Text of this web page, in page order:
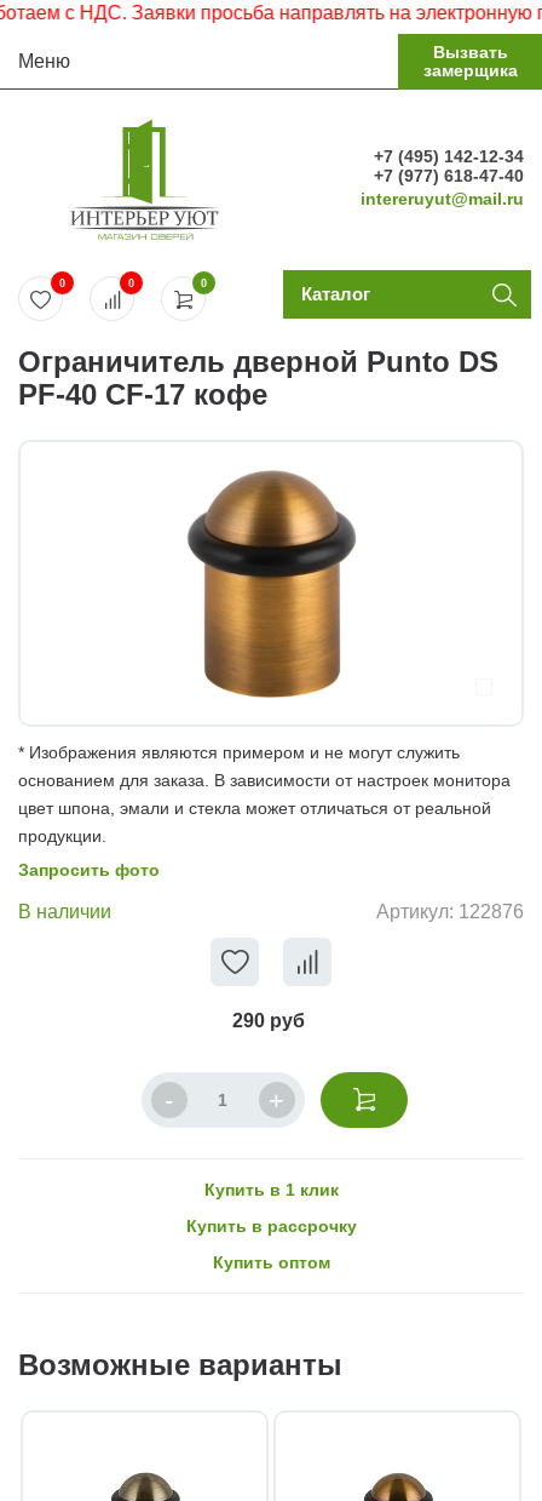
с НДС. Заявки просьба направлять на электронную
Меню
Вызвать
замерщика
+7 (495) 142-12-34
+7 (977) 618-47-40
intereruyut@mail.ru
0
0 0 Каталог
Ограничитель дверной Punto DS
PF-40 CF-17 кофе
* Изображения являются примером и не могут служить
основанием для заказа. В зависимости от настроек монитора
цвет шпона, эмали и стекла может отличаться от реальной
продукции.
Запросить фото
В наличии Артикул: 122876
290 руб
Купить в 1 клик
Купить в рассрочку
Купить оптом
Возможные варианты